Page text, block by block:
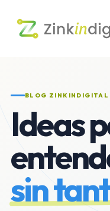
BLOG ZINKINDIGITAL
Ideas
sin